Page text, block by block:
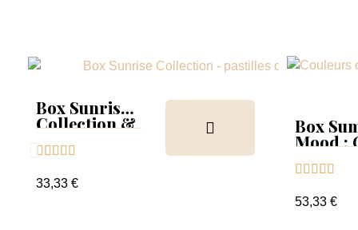
Box Sunrise
Collection &
    
33,33 €
Box
Mood :
    
53,33 €